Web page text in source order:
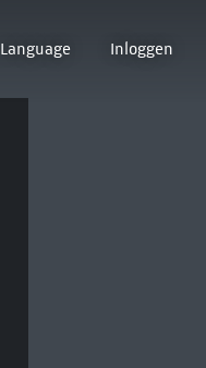
Language Inloggen